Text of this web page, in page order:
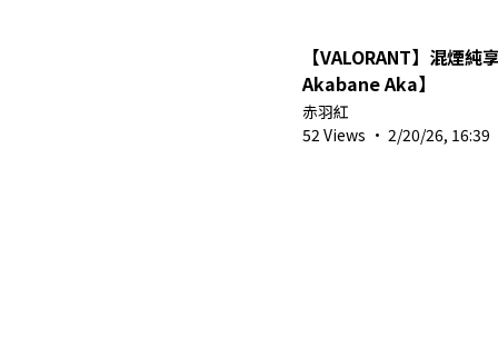
【VALORANT】混煙純
Akabane Aka】
赤羽紅
52 Views · 2/20/26, 16:39